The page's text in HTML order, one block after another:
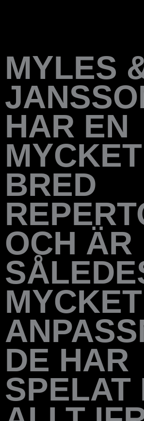
MYLES
HAR EN
MYCKET
BRED
OCH ÄR
MYCKET
DE HAR
SPELAT